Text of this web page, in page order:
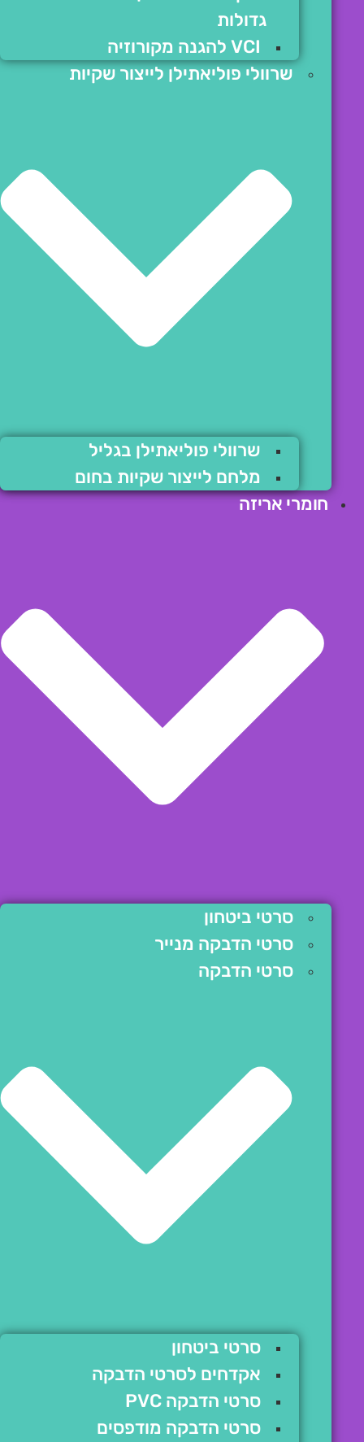
גדולות
VCI להגנה מקורוזיה
שרוולי פוליאתילן לייצור שקיות
שרוולי פוליאתילן בגליל
מלחם לייצור שקיות בחום
חומרי אריזה
סרטי ביטחון
סרטי הדבקה מנייר
סרטי הדבקה
סרטי ביטחון
אקדחים לסרטי הדבקה
סרטי הדבקה PVC
סרטי הדבקה מודפסים